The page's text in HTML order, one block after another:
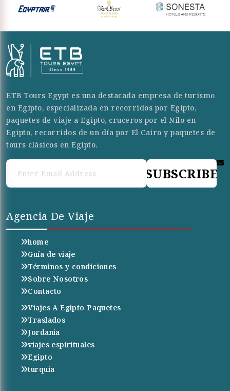
ETB Tours Egypt es una destacada empresa de turismo
en Egipto, especializada en recorridos por Egipto,
paquetes de viaje a Egipto, cruceros por el Nilo en
Egipto, recorridos de un día por El Cairo y paquetes de
tours clásicos en Egipto.
SUBSCRIBE
Agencia De Viaje
home
Guía de viaje
Términos y condiciones
Sobre Nosotros
Contacto
Viajes A Egipto Paquetes
Traslados
Jordania
viajes espirituales
Egipto
turquia